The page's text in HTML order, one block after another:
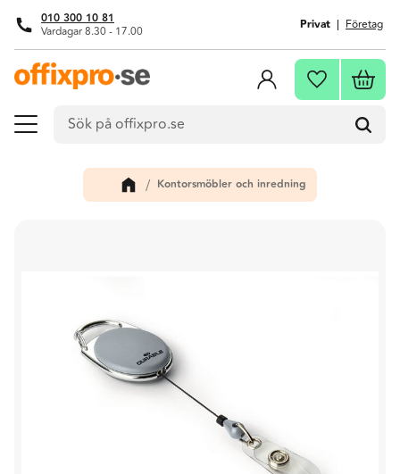
Meny
010 300 10 81
Vardagar 8.30 - 17.00 Privat Företag
Favoriter
Kontorsmöbler och inredning